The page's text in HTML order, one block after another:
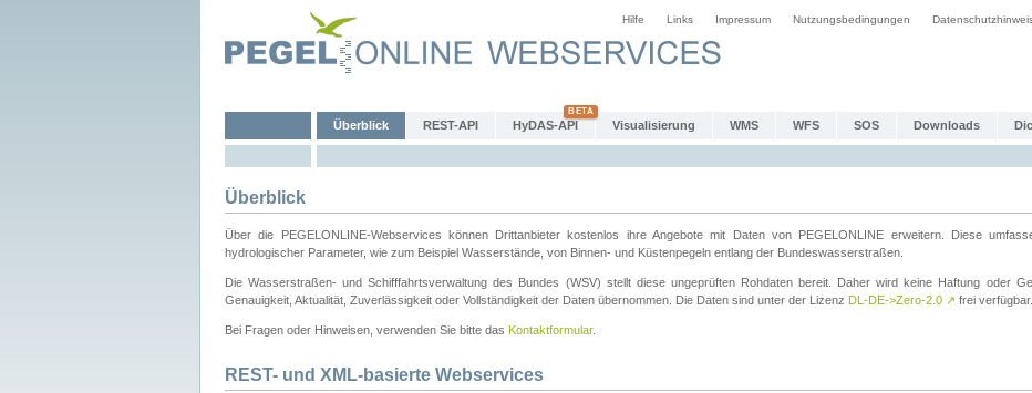
Hilfe Links Impressum Nutzungsbedingungen
Überblick REST-API HyDAS-API Visualisierung WMS WFS SOS Downloads
Überblick
Über die PEGELONLINE-Webservices können Drittanbieter kostenlos ihre Angebote mit Daten von PEGELONLINE erweitern. Diese
hydrologischer Parameter, wie zum Beispiel Wasserstände, von Binnen- und Küstenpegeln entlang der Bundeswasserstraßen.
Die Wasserstraßen- und Schifffahrtsverwaltung des Bundes (WSV) stellt diese ungeprüften Rohdaten bereit. Daher wird keine Haftung oder
Genauigkeit, Aktualität, Zuverlässigkeit oder Vollständigkeit der Daten übernommen. Die Daten sind unter der Lizenz DL-DE->Zero-2.0 ↗ frei verfügbar.
Bei Fragen oder Hinweisen, verwenden Sie bitte das Kontaktformular.
REST- und XML-basierte Webservices